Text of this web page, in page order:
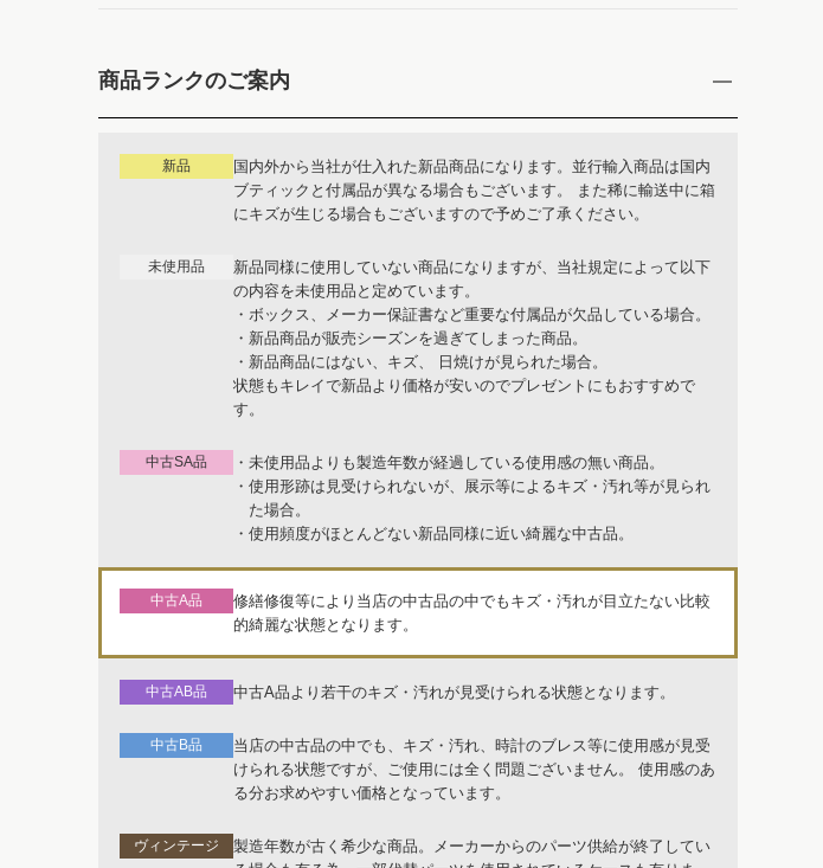
商品ランクのご案内
新品
国内外から当社が仕入れた新品商品になります。並行輸入商品は国内
ブティックと付属品が異なる場合もございます。 また稀に輸送中に箱
にキズが生じる場合もございますので予めご了承ください。
未使用品
新品同様に使用していない商品になりますが、当社規定によって以下
の内容を未使用品と定めています。
・ボックス、メーカー保証書など重要な付属品が欠品している場合。
・新品商品が販売シーズンを過ぎてしまった商品。
・新品商品にはない、キズ、 日焼けが見られた場合。
状態もキレイで新品より価格が安いのでプレゼントにもおすすめで
す。
中古SA品
・未使用品よりも製造年数が経過している使用感の無い商品。
・使用形跡は見受けられないが、展示等によるキズ・汚れ等が見られ
た場合。
・使用頻度がほとんどない新品同様に近い綺麗な中古品。
中古A品
修繕修復等により当店の中古品の中でもキズ・汚れが目立たない比較
的綺麗な状態となります。
中古AB品 中古A品より若干のキズ・汚れが見受けられる状態となります。
中古B品
当店の中古品の中でも、キズ・汚れ、時計のブレス等に使用感が見受
けられる状態ですが、ご使用には全く問題ございません。 使用感のあ
る分お求めやすい価格となっています。
ヴィンテージ
製造年数が古く希少な商品。メーカーからのパーツ供給が終了してい